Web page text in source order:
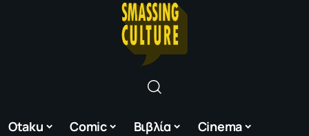
Otaku Comic Βιβλία Cinema